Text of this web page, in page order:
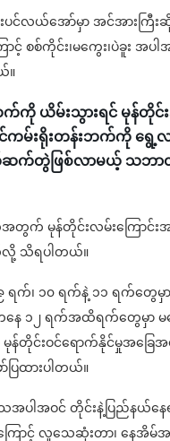
လယ်အော်မှာ အင်အားကြီးဆို
စစ်ကိုင်း၊မကွေး၊ပဲခူး အပ
။
ဘက်ကို ယိမ်းသွားရင် မုန်
ကမ်းရိုးတန်းဘက်ကို ရွေ့လ
က်တွဲဖြစ်လာမယ့် သဘာ၀
မုန်တိုင်းလမ်းကြောင်းအ
လို့ သိရပါတယ်။
က်၊ ၁၀ ရက်နဲ့ ၁၁ ရက်တွေ
ကနေ ၁၂ ရက်အထိရက်တွေမှာ မ
ာ မုန်တိုင်းဝင်ရောက်နိုင်မှုအ
ထားပါတယ်။
ါအဝင် တိုင်းနဲ့ပြည်နယ်နေရာ
ကြောင့် လူသေဆုံးတာ၊ နေ